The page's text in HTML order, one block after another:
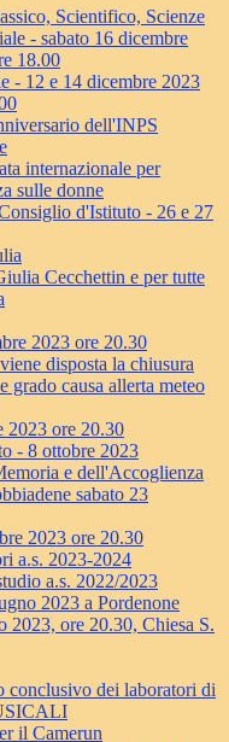
Scientifico, Scienze
- sabato 16 dicembre
18.00
- 12 e 14 dicembre 2023
dell'INPS
internazionale per
sulle donne
d'Istituto - 26 e 27
Cecchettin e per tutte
2023 ore 20.30
disposta la chiusura
grado causa allerta meteo
2023 ore 20.30
- 8 ottobre 2023
e dell'Accoglienza
sabato 23
2023 ore 20.30
a.s. 2023-2024
a.s. 2022/2023
2023 a Pordenone
ore 20.30, Chiesa S.
conclusivo dei laboratori di
il Camerun